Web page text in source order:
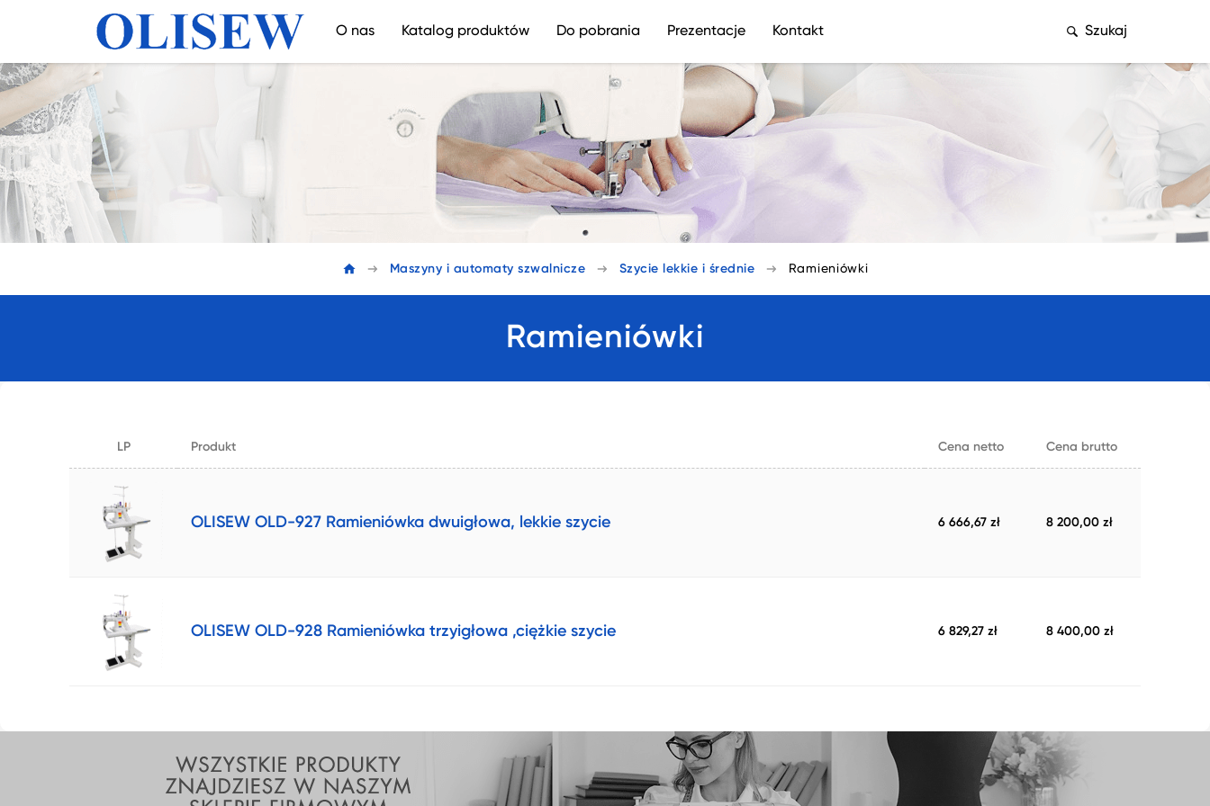
O nas Katalog produktów Do pobrania Prezentacje Kontakt Szukaj
Maszyny i automaty szwalnicze Szycie lekkie i średnie Ramieniówki
Ramieniówki
LP Produkt Cena netto Cena brutto
OLISEW OLD-927 Ramieniówka dwuigłowa, lekkie szycie 6 666,67 zł 8 200,00 zł
OLISEW OLD-928 Ramieniówka trzyigłowa ,ciężkie szycie 6 829,27 zł 8 400,00 zł